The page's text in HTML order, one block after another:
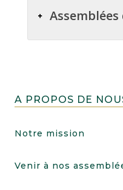
Assemblées
A PROPOS DE
Notre mission
Venir à nos